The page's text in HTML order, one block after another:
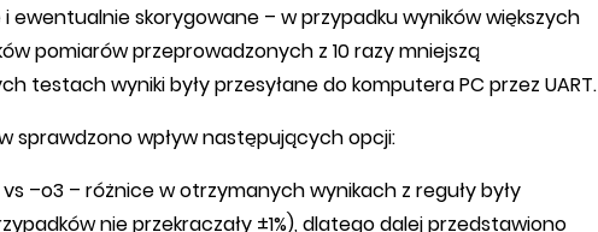
ewentualnie skorygowane – w przypadku wyników większych
pomiarów przeprowadzonych z 10 razy mniejszą
testach wyniki były przesyłane do komputera PC przez UART.
sprawdzono wpływ następujących opcji:
–o3 – różnice w otrzymanych wynikach z reguły były
nie przekraczały ±1%), dlatego dalej przedstawiono